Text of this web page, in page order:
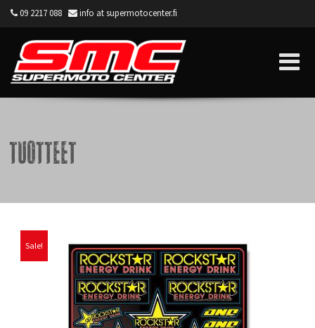
09 2217 088 info at supermotocenter.fi
Tuotteet
Sale!